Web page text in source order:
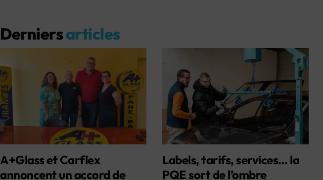
Derniersarticles
A+Glass et Carflex
annoncent un accord de
Labels, tarifs, services… la
PQE sort de l’ombre